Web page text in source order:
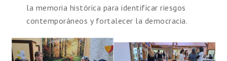
la memoria histórica para identificar riesgos
contemporáneos y fortalecer la democracia.